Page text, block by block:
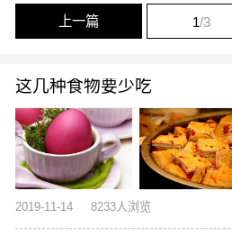
上一篇 1/3
这几种食物要少吃
2019-11-14 8233人浏览